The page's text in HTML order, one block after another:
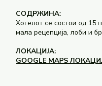
СОДРЖИНА:
Хотелот се состои од 15
мала рецепција, лоби и
ЛОКАЦИЈА:
GOOGLE MAPS